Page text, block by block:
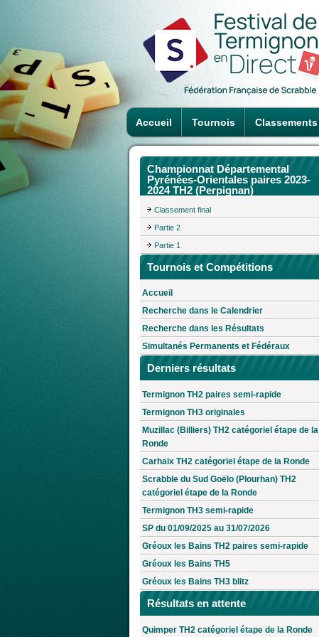
Accueil Tournois Classements
Championnat Départemental
Pyrénées-Orientales paires 2023-
2024 TH2 (Perpignan)
Classement final
Partie 2
Partie 1
Tournois et Compétitions
Accueil
Recherche dans le Calendrier
Recherche dans les Résultats
Simultanés Permanents et Fédéraux
Derniers résultats
Termignon TH2 paires semi-rapide
Termignon TH3 originales
Muzillac (Billiers) TH2 catégoriel étape de la
Ronde
Carhaix TH2 catégoriel étape de la Ronde
Scrabble du Sud Goëlo (Plourhan) TH2
catégoriel étape de la Ronde
Termignon TH3 semi-rapide
SP du 01/09/2025 au 31/07/2026
Gréoux les Bains TH2 paires semi-rapide
Gréoux les Bains TH5
Gréoux les Bains TH3 blitz
Résultats en attente
Quimper TH2 catégoriel étape de la Ronde